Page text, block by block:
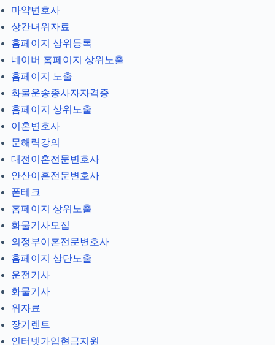
마약변호사
상간녀위자료
홈페이지 상위등록
네이버 홈페이지 상위노출
홈페이지 노출
화물운송종사자자격증
홈페이지 상위노출
이혼변호사
문해력강의
대전이혼전문변호사
안산이혼전문변호사
폰테크
홈페이지 상위노출
화물기사모집
의정부이혼전문변호사
홈페이지 상단노출
운전기사
화물기사
위자료
장기렌트
인터넷가입현금지원